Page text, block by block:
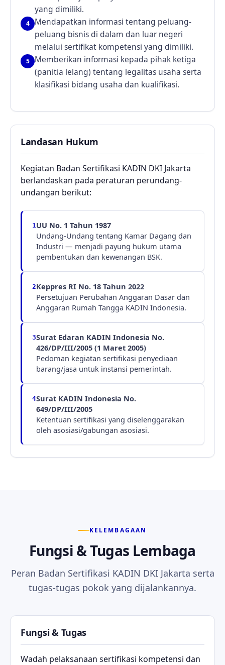
yang dimiliki.
4
Mendapatkan informasi tentang peluang-
peluang bisnis di dalam dan luar negeri
melalui sertifikat kompetensi yang dimiliki.
5
Memberikan informasi kepada pihak ketiga
(panitia lelang) tentang legalitas usaha serta
klasifikasi bidang usaha dan kualifikasi.
Landasan Hukum
Kegiatan Badan Sertifikasi KADIN DKI Jakarta
berlandaskan pada peraturan perundang-
undangan berikut:
1UU No. 1 Tahun 1987
Undang-Undang tentang Kamar Dagang dan
Industri — menjadi payung hukum utama
pembentukan dan kewenangan BSK.
2Keppres RI No. 18 Tahun 2022
Persetujuan Perubahan Anggaran Dasar dan
Anggaran Rumah Tangga KADIN Indonesia.
3Surat Edaran KADIN Indonesia No.
426/DP/III/2005 (1 Maret 2005)
Pedoman kegiatan sertifikasi penyediaan
barang/jasa untuk instansi pemerintah.
4Surat KADIN Indonesia No.
649/DP/III/2005
Ketentuan sertifikasi yang diselenggarakan
oleh asosiasi/gabungan asosiasi.
KELEMBAGAAN
Fungsi & Tugas Lembaga
Peran Badan Sertifikasi KADIN DKI Jakarta serta
tugas-tugas pokok yang dijalankannya.
Fungsi & Tugas
Wadah pelaksanaan sertifikasi kompetensi dan